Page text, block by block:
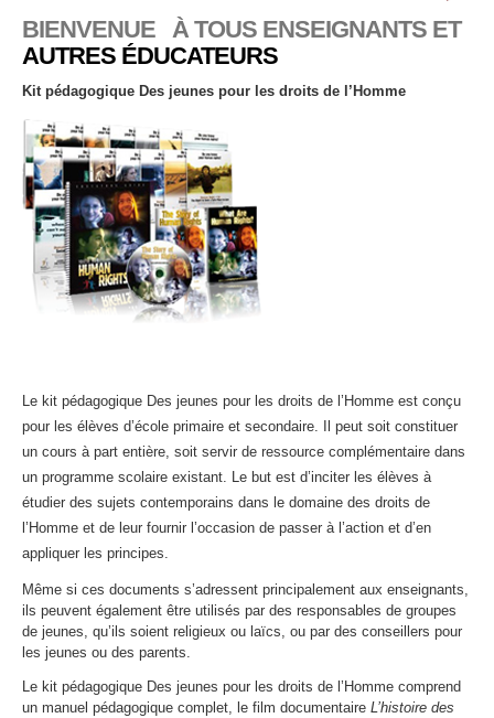
BIENVENUE À TOUS ENSEIGNANTS ET
AUTRES ÉDUCATEURS
Kit pédagogique Des jeunes pour les droits de l’Homme
Le kit pédagogique Des jeunes pour les droits de l’Homme est conçu
pour les élèves d’école primaire et secondaire. Il peut soit constituer
un cours à part entière, soit servir de ressource complémentaire dans
un programme scolaire existant. Le but est d’inciter les élèves à
étudier des sujets contemporains dans le domaine des droits de
l’Homme et de leur fournir l’occasion de passer à l’action et d’en
appliquer les principes.
Même si ces documents s’adressent principalement aux enseignants,
ils peuvent également être utilisés par des responsables de groupes
de jeunes, qu’ils soient religieux ou laïcs, ou par des conseillers pour
les jeunes ou des parents.
Le kit pédagogique Des jeunes pour les droits de l’Homme comprend
un manuel pédagogique complet, le film documentaire L’histoire des